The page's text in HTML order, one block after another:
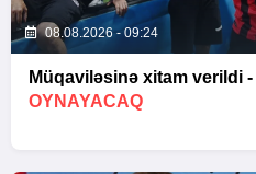
08.08.2026 - 09:24
Müqaviləsinə xitam verildi -
OYNAYACAQ